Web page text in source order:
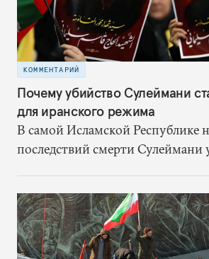
КОММЕНТАРИЙ
Почему убийство Сулеймани
для иранского режима
В самой Исламской Республике
последствий смерти Сулеймани